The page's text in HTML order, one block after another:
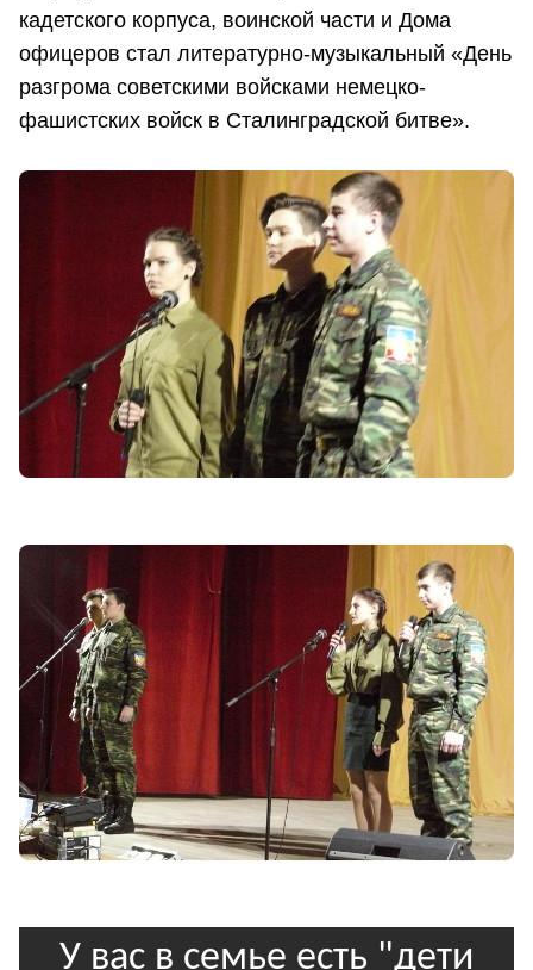
кадетского корпуса, воинской части и Дома
офицеров стал литературно-музыкальный «День
разгрома советскими войсками немецко-
фашистских войск в Сталинградской битве».